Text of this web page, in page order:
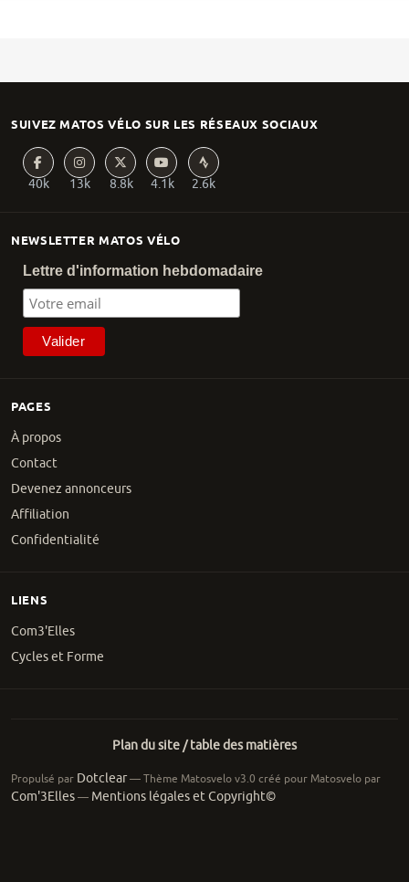
PAGES
À propos
Contact
Devenez annonceurs
Affiliation
Confidentialité
NEWSLETTER MATOS VÉLO
Lettre d'information hebdomadaire
SUIVEZ MATOS VÉLO SUR LES RÉSEAUX SOCIAUX
40k 13k 8.8k 4.1k 2.6k
LIENS
Com3'Elles
Cycles et Forme
Plan du site / table des matières
Propulsé par Dotclear— Thème Matosvelo v3.0 créé pour Matosvelo par
Com'3Elles— Mentions légales et Copyright©